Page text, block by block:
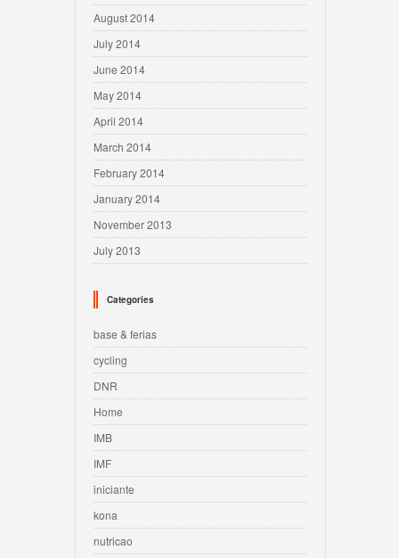
August 2014
July 2014
June 2014
May 2014
April 2014
March 2014
February 2014
January 2014
November 2013
July 2013
Categories
base & ferias
cycling
DNR
Home
IMB
IMF
iniciante
kona
nutricao